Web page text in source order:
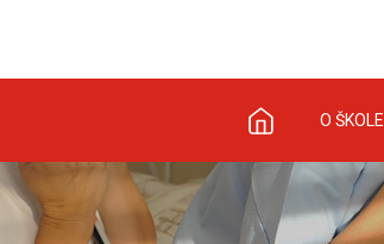
O ŠKOLE